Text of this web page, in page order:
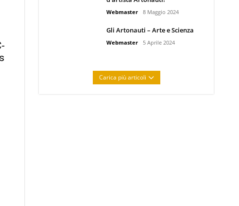
Webmaster 8 Maggio 2024
Gli Artonauti – Arte e Scienza
Webmaster 5 Aprile 2024
Carica più articoli